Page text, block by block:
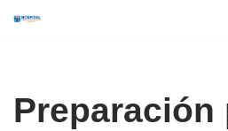
contenido
Preparación